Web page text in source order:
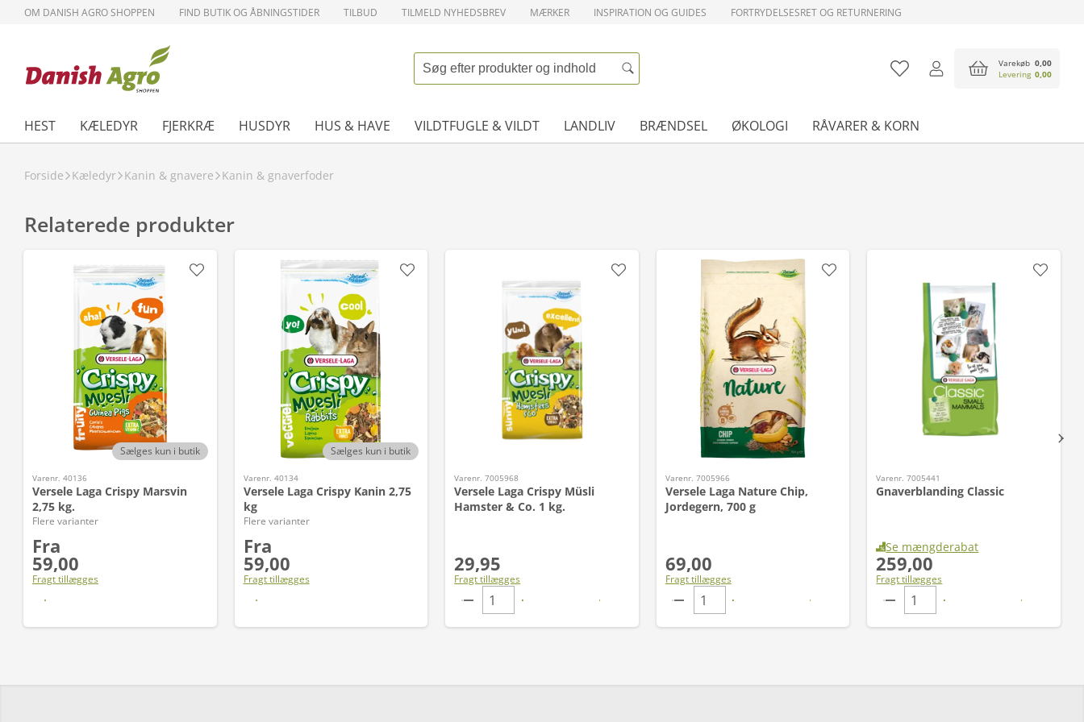
OM DANISH AGRO SHOPPEN FIND BUTIK OG ÅBNINGSTIDER TILBUD TILMELD NYHEDSBREV MÆRKER INSPIRATION OG GUIDES FORTRYDELSESRET OG RETURNERING
Varekøb 0,00
Levering 0,00
HEST KÆLEDYR FJERKRÆ HUSDYR HUS & HAVE VILDTFUGLE & VILDT LANDLIV BRÆNDSEL ØKOLOGI RÅVARER & KORN
Forside Kæledyr Kanin & gnavere Kanin & gnaverfoder
Relaterede produkter
Sælges kun i butik
Varenr. 40136
Versele Laga Crispy Marsvin
2,75 kg.
Flere varianter
Fra
59,00
Fragt tillægges
Sælges kun i butik
Varenr. 40134
Versele Laga Crispy Kanin 2,75
kg
Flere varianter
Fra
59,00
Fragt tillægges
Varenr. 7005968
Versele Laga Crispy Müsli
Hamster & Co. 1 kg.
29,95
Fragt tillægges
Varenr. 7005966
Versele Laga Nature Chip,
Jordegern, 700 g
69,00
Fragt tillægges
Varenr. 7005441
Gnaverblanding Classic
Se mængderabat
259,00
Fragt tillægges